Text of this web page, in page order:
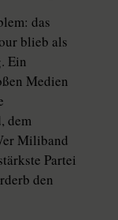
das
blieb als
Ein
Medien
dem
Miliband
Partei
den